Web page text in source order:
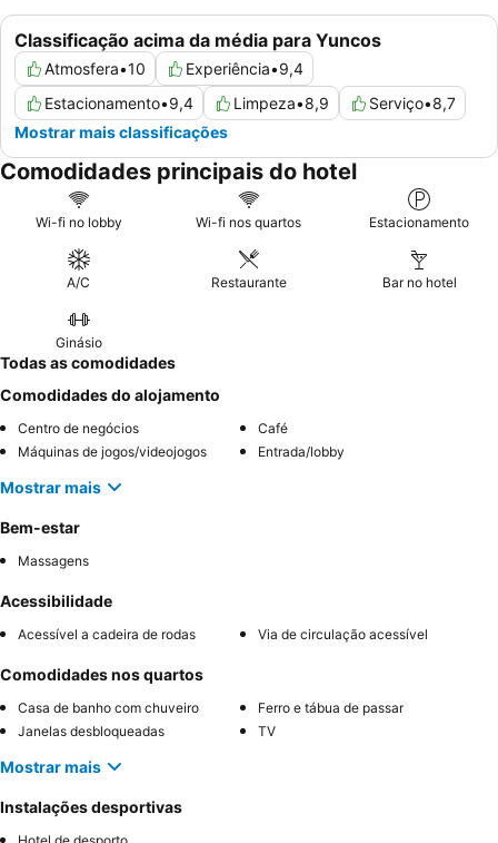
Classificação acima da média para Yuncos
Atmosfera•10 Experiência•9,4
Estacionamento•9,4 Limpeza•8,9 Serviço•8,7
Mostrar mais classificações
Comodidades principais do hotel
Wi-fi no lobby Wi-fi nos quartos Estacionamento
A/C Restaurante Bar no hotel
Ginásio
Todas as comodidades
Comodidades do alojamento
Centro de negócios
Café
Máquinas de jogos/videojogos
Entrada/lobby
Mostrar mais
Bem-estar
Massagens
Acessibilidade
Acessível a cadeira de rodas Via de circulação acessível
Comodidades nos quartos
Casa de banho com chuveiro
Ferro e tábua de passar
Janelas desbloqueadas
TV
Mostrar mais
Instalações desportivas